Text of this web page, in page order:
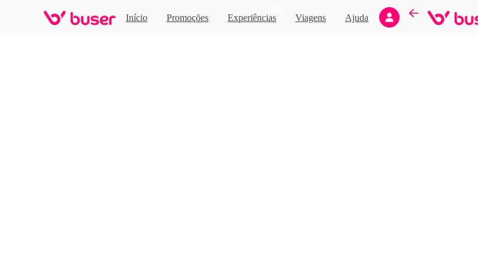
Início Promoções Experiências Viagens Ajuda
Home